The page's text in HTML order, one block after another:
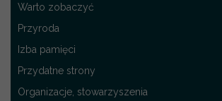
Warto zobaczyć
Przyroda
Izba pamięci
Przydatne strony
Organizacje, stowarzyszenia